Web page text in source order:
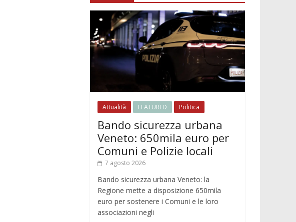
Attualità FEATURED Politica
Bando sicurezza urbana
Veneto: 650mila euro per
Comuni e Polizie locali
7 agosto 2026
Bando sicurezza urbana Veneto: la
Regione mette a disposizione 650mila
euro per sostenere i Comuni e le loro
associazioni negli